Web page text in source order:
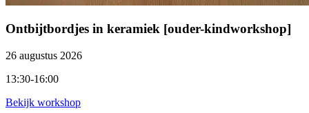
Ontbijtbordjes in keramiek [ouder-kindworkshop]
26 augustus 2026
13:30-16:00
Bekijk workshop